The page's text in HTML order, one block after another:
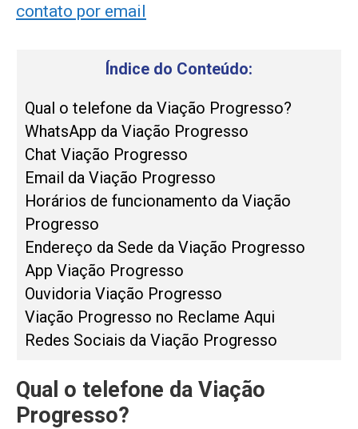
contato por email
Índice do Conteúdo:
Qual o telefone da Viação Progresso?
WhatsApp da Viação Progresso
Chat Viação Progresso
Email da Viação Progresso
Horários de funcionamento da Viação
Progresso
Endereço da Sede da Viação Progresso
App Viação Progresso
Ouvidoria Viação Progresso
Viação Progresso no Reclame Aqui
Redes Sociais da Viação Progresso
Qual o telefone da Viação
Progresso?